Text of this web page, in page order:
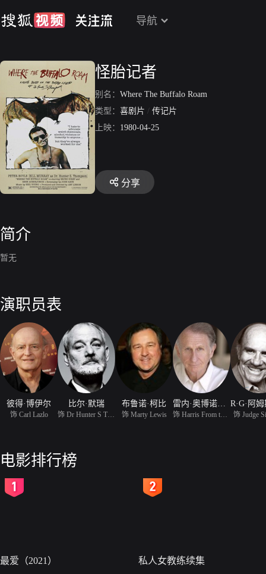
导航
怪胎记者
别名： Where The Buffalo Roam
类型： 喜剧片 / 传记片
上映： 1980-04-25
分享
简介
暂无
演职员表
彼得·博伊尔
饰 Carl Lazlo
比尔·默瑞 布鲁诺·柯比
饰 Marty Lewis 饰 Judge
电影排行榜
最爱（2021） 私人女教练续集